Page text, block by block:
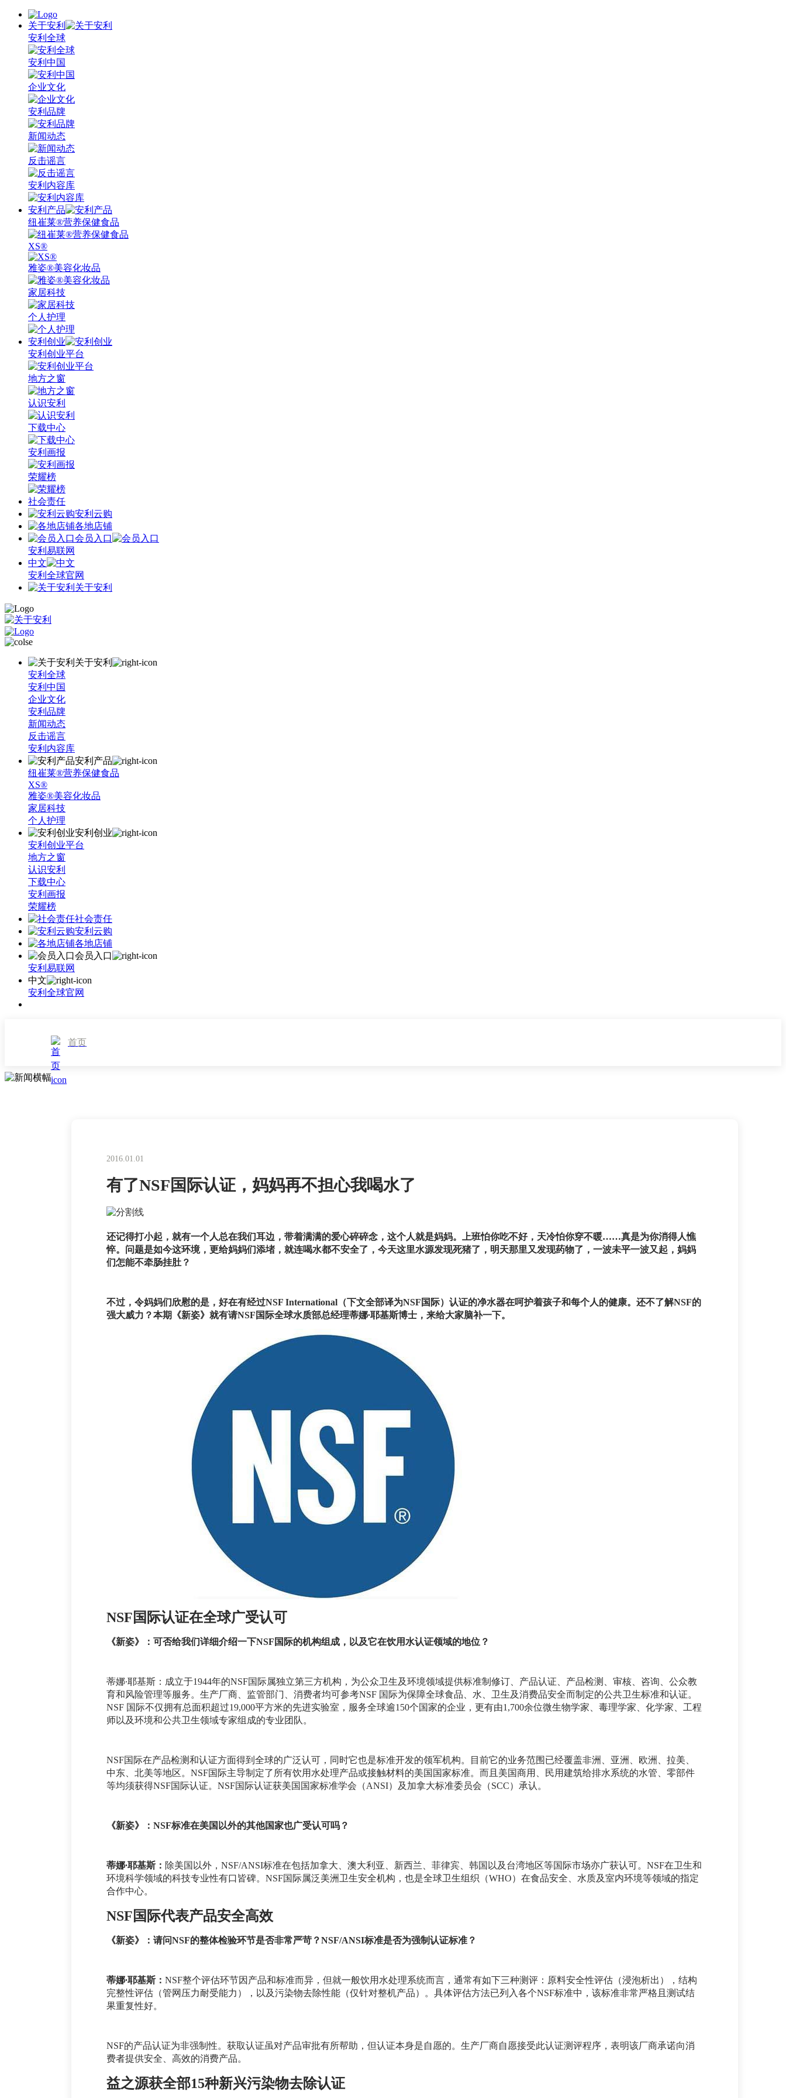
关于安利
安利全球
安利中国
企业文化
安利品牌
新闻动态
反击谣言
安利内容库
安利产品
纽崔莱®营养保健食品
XS®
雅姿®美容化妆品
家居科技
个人护理
安利创业
安利创业平台
地方之窗
认识安利
下载中心
安利画报
荣耀榜
社会责任
安利云购
各地店铺
会员入口
安利易联网
中文
安利全球官网
关于安利
关于安利
安利全球
安利中国
企业文化
安利品牌
新闻动态
反击谣言
安利内容库
安利产品
纽崔莱®营养保健食品
XS®
雅姿®美容化妆品
家居科技
个人护理
安利创业
安利创业平台
地方之窗
认识安利
下载中心
安利画报
荣耀榜
社会责任
安利云购
各地店铺
会员入口
安利易联网
中文
安利全球官网
首页
2016.01.01
有了NSF国际认证，妈妈再不担心我喝水了
还记得打小起，就有一个人总在我们耳边，带着满满的爱心碎碎念，这个人就是妈妈。上班怕你吃不好，天冷怕你穿不暖……真是为你消得人憔
悴。问题是如今这环境，更给妈妈们添堵，就连喝水都不安全了，今天这里水源发现死猪了，明天那里又发现药物了，一波未平一波又起，妈妈
们怎能不牵肠挂肚？
不过，令妈妈们欣慰的是，好在有经过NSF International（下文全部译为NSF国际）认证的净水器在呵护着孩子和每个人的健康。还不了解NSF的
强大威力？本期《新姿》就有请NSF国际全球水质部总经理蒂娜∙耶基斯博士，来给大家脑补一下。
NSF国际认证在全球广受认可
《新姿》：可否给我们详细介绍一下NSF国际的机构组成，以及它在饮用水认证领域的地位？
蒂娜∙耶基斯：成立于1944年的NSF国际属独立第三方机构，为公众卫生及环境领域提供标准制修订、产品认证、产品检测、审核、咨询、公众教
育和风险管理等服务。生产厂商、监管部门、消费者均可参考NSF 国际为保障全球食品、水、卫生及消费品安全而制定的公共卫生标准和认证。
NSF 国际不仅拥有总面积超过19,000平方米的先进实验室，服务全球逾150个国家的企业，更有由1,700余位微生物学家、毒理学家、化学家、工程
师以及环境和公共卫生领域专家组成的专业团队。
NSF国际在产品检测和认证方面得到全球的广泛认可，同时它也是标准开发的领军机构。目前它的业务范围已经覆盖非洲、亚洲、欧洲、拉美、
中东、北美等地区。NSF国际主导制定了所有饮用水处理产品或接触材料的美国国家标准。而且美国商用、民用建筑给排水系统的水管、零部件
等均须获得NSF国际认证。NSF国际认证获美国国家标准学会（ANSI）及加拿大标准委员会（SCC）承认。
《新姿》：NSF标准在美国以外的其他国家也广受认可吗？
蒂娜∙耶基斯： 除美国以外，NSF/ANSI标准在包括加拿大、澳大利亚、新西兰、菲律宾、韩国以及台湾地区等国际市场亦广获认可。NSF在卫生和
环境科学领域的科技专业性有口皆碑。NSF国际属泛美洲卫生安全机构，也是全球卫生组织（WHO）在食品安全、水质及室内环境等领域的指定
合作中心。
NSF国际代表产品安全高效
《新姿》：请问NSF的整体检验环节是否非常严苛？NSF/ANSI标准是否为强制认证标准？
蒂娜∙耶基斯： NSF整个评估环节因产品和标准而异，但就一般饮用水处理系统而言，通常有如下三种测评：原料安全性评估（浸泡析出），结构
完整性评估（管网压力耐受能力），以及污染物去除性能（仅针对整机产品）。具体评估方法已列入各个NSF标准中，该标准非常严格且测试结
果重复性好。
NSF的产品认证为非强制性。获取认证虽对产品审批有所帮助，但认证本身是自愿的。生产厂商自愿接受此认证测评程序，表明该厂商承诺向消
费者提供安全、高效的消费产品。
益之源获全部15种新兴污染物去除认证